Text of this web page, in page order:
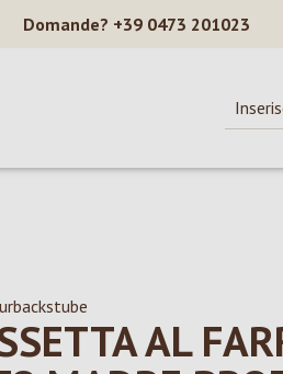
Domande? +39 0473 201023
AL